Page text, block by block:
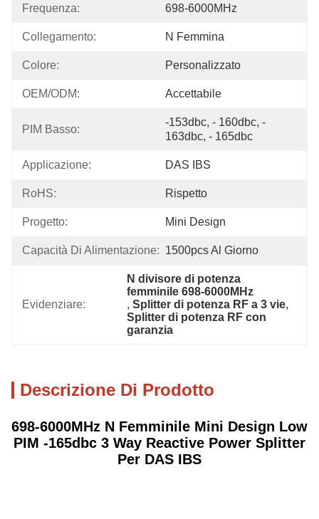
Frequenza: 698-6000MHz
Collegamento: N Femmina
Colore: Personalizzato
OEM/ODM: Accettabile
PIM Basso:
-153dbc, - 160dbc, -
163dbc, - 165dbc
Applicazione: DAS IBS
RoHS: Rispetto
Progetto: Mini Design
Capacità Di Alimentazione: 1500pcs Al Giorno
Evidenziare:
N divisore di potenza
femminile 698-6000MHz
, Splitter di potenza RF a 3 vie,
Splitter di potenza RF con
garanzia
Descrizione Di Prodotto
698-6000MHz N Femminile Mini Design Low
PIM -165dbc 3 Way Reactive Power Splitter
Per DAS IBS